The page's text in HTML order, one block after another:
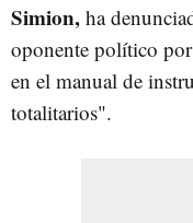
Simion, ha
oponente político
en el manual de
totalitarios".